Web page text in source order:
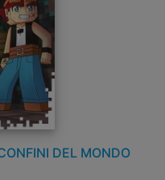
DEL MONDO